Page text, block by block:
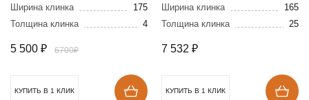
Ширина клинка
175
Толщина клинка
4
5 500 ₽ 6700₽
КУПИТЬ В 1 КЛИК
Ширина клинка
165
Толщина клинка
25
7 532 ₽
КУПИТЬ В 1 КЛИК